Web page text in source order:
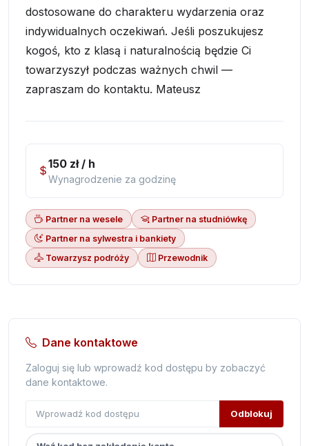
dostosowane do charakteru wydarzenia oraz
indywidualnych oczekiwań. Jeśli poszukujesz
kogoś, kto z klasą i naturalnością będzie Ci
towarzyszył podczas ważnych chwil —
zapraszam do kontaktu. Mateusz
150 zł / h
Wynagrodzenie za godzinę
Partner na wesele
Partner na studniówkę
Partner na sylwestra i bankiety
Towarzysz podróży
Przewodnik
Dane kontaktowe
Zaloguj się lub wprowadź kod dostępu by zobaczyć
dane kontaktowe.
Odblokuj